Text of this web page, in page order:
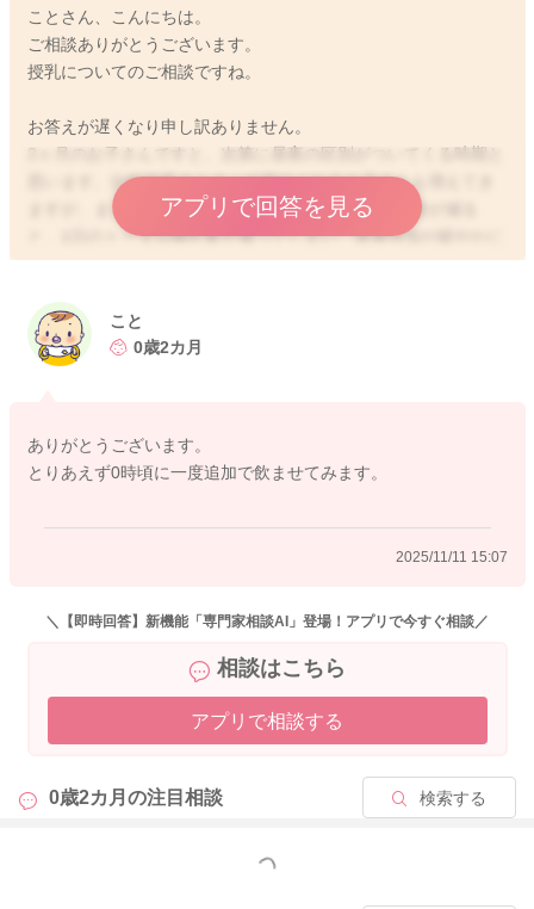
ことさん、こんにちは。
ご相談ありがとうございます。
授乳についてのご相談ですね。
お答えが遅くなり申し訳ありません。
2ヶ月のお子さんですと、次第に昼夜の区別がついてくる時期と
思います。比較的夜まとまって寝てくれるお子さんも増えてき
ますが、まだ胃の容量も小さいので、夜間の授乳回数が減る
と、1日のトータル哺乳量が減ってしまい、体重増加が緩やかに
なってしまうことがあります。ですので、お子さんがあまり欲
ただく方が安心と思いますよ。もし夜中に何度も起きることが
大変であれば、最低でも1回は起こして飲ませてあげるようにな
アプリで回答を見る
こと
0歳2カ月
ありがとうございます。
とりあえず0時頃に一度追加で飲ませてみます。
2025/11/11 15:07
＼【即時回答】新機能「専門家相談AI」登場！アプリで今すぐ相談／
相談はこちら
アプリで相談する
0歳2カ月の注目相談 検索する
もっと見る